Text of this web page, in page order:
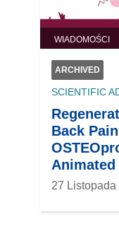
WIADOMOŚCI
ARCHIVED
SCIENTIFIC
Back
27 Listopada